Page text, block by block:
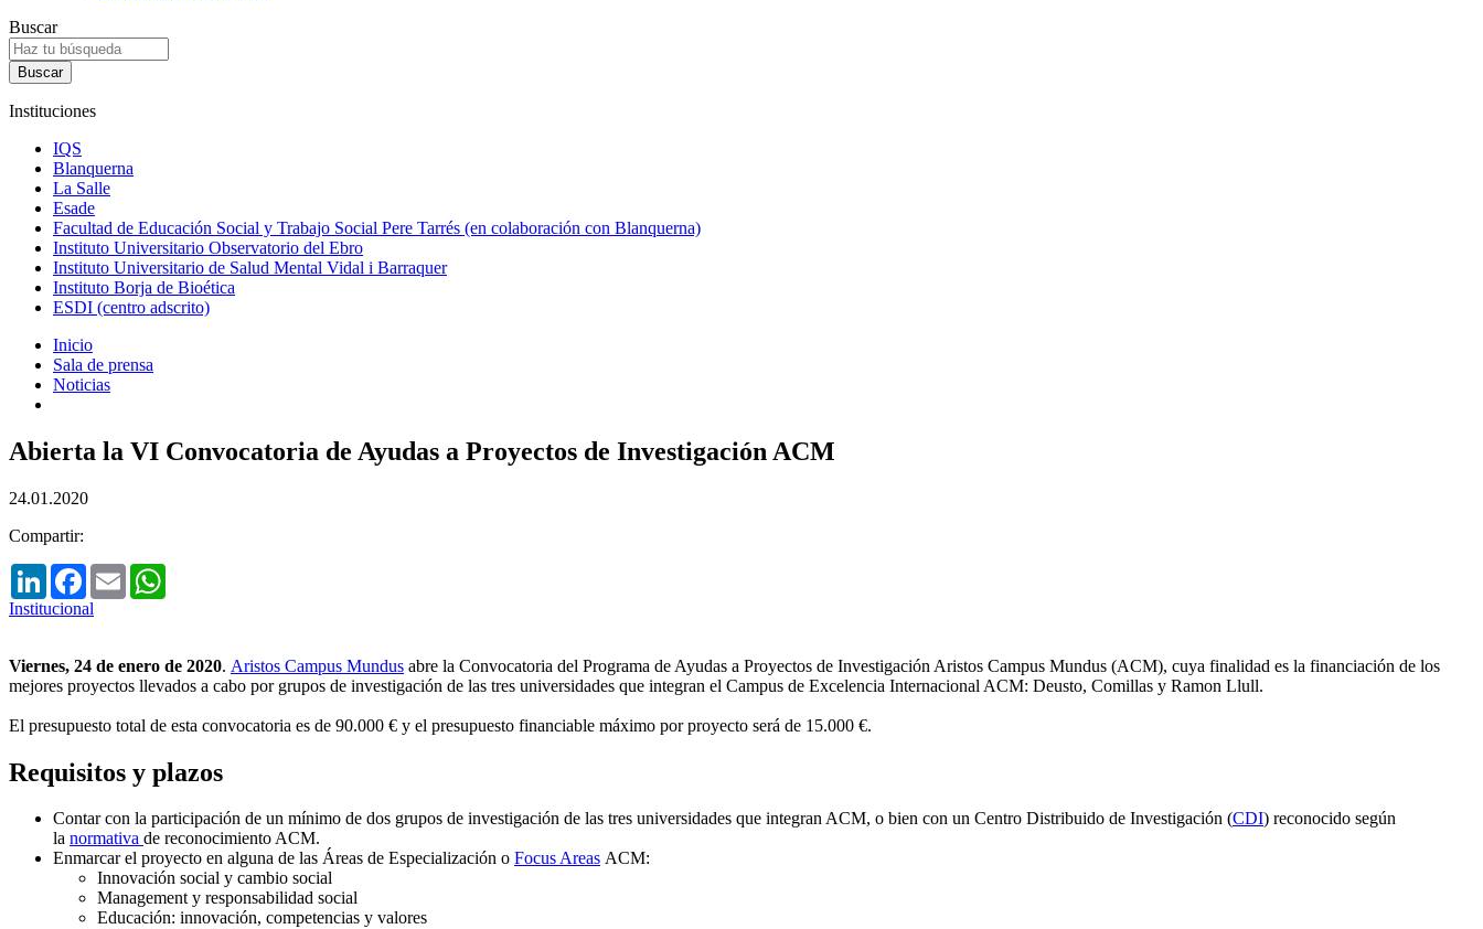
Buscar
Instituciones
IQS
Blanquerna
La Salle
Esade
Facultad de Educación Social y Trabajo Social Pere Tarrés (en colaboración con Blanquerna)
Instituto Universitario Observatorio del Ebro
Instituto Universitario de Salud Mental Vidal i Barraquer
Instituto Borja de Bioética
ESDI (centro adscrito)
Inicio
Sala de prensa
Noticias
Abierta la VI Convocatoria de Ayudas a Proyectos de Investigación ACM
24.01.2020
Compartir:
LinkedInFacebook
Email
Institucional
Viernes, 24 de enero de 2020. Aristos Campus Mundus abre la Convocatoria del Programa de Ayudas a Proyectos de Investigación Aristos Campus Mundus (ACM), cuya finalidad es la financiación de los
mejores proyectos llevados a cabo por grupos de investigación de las tres universidades que integran el Campus de Excelencia Internacional ACM: Deusto, Comillas y Ramon Llull.
El presupuesto total de esta convocatoria es de 90.000 € y el presupuesto financiable máximo por proyecto será de 15.000 €.
Requisitos y plazos
Contar con la participación de un mínimo de dos grupos de investigación de las tres universidades que integran ACM, o bien con un Centro Distribuido de Investigación (CDI) reconocido según
la normativa de reconocimiento ACM.
Enmarcar el proyecto en alguna de las Áreas de Especialización o Focus Areas ACM:
Innovación social y cambio social
Management y responsabilidad social
Educación: innovación, competencias y valores